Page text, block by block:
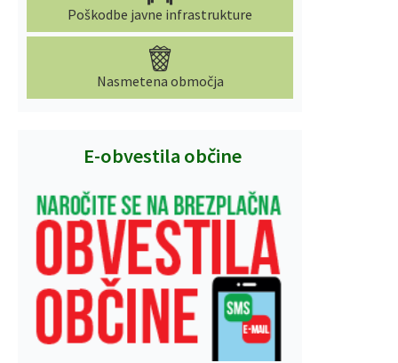
Poškodbe javne infrastrukture
Nasmetena območja
E-obvestila občine